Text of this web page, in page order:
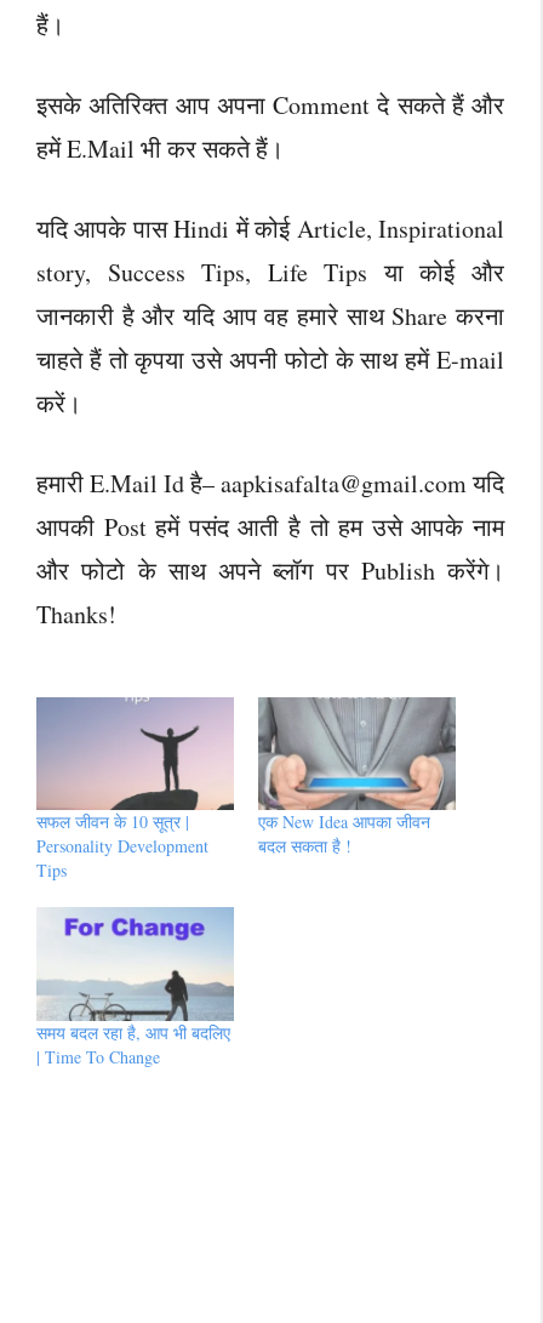
हैं।
इसके अतिरिक्त आप अपना Comment दे सकते हैं और
हमें E.Mail भी कर सकते हैं।
यदि आपके पास Hindi में कोई Article, Inspirational
story, Success Tips, Life Tips या कोई और
जानकारी है और यदि आप वह हमारे साथ Share करना
चाहते हैं तो कृपया उसे अपनी फोटो के साथ हमें E-mail
करें।
हमारी E.Mail Id है–aapkisafalta@gmail.comयदि
आपकी Post हमें पसंद आती है तो हम उसे आपके नाम
और फोटो के साथ अपने ब्लॉग पर Publish करेंगे।
Thanks!
सफल जीवन के 10 सूत्र |
Personality Development
Tips
एक New Idea आपका जीवन
बदल सकता है !
समय बदल रहा है, आप भी बदलिए
| Time To Change